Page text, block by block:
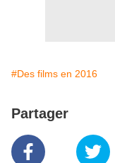
#Des films en 2016
Partager